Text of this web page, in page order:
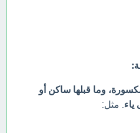
وما قبلها ساكن أو
. مثل: